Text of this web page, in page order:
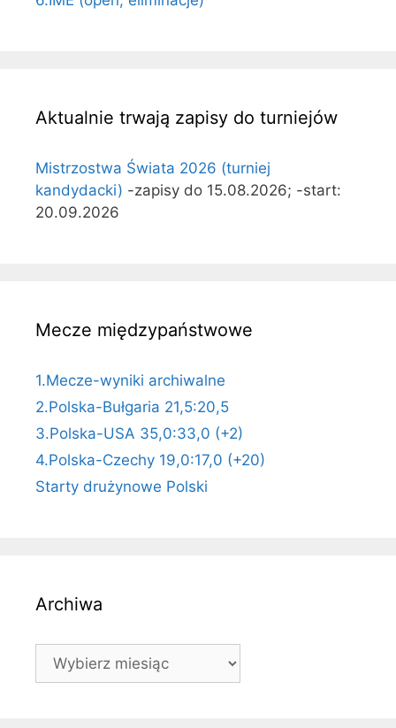
Aktualnie trwają zapisy do turniejów
Mistrzostwa Świata 2026 (turniej
kandydacki) -zapisy do 15.08.2026; -start:
20.09.2026
Mecze międzypaństwowe
1.Mecze-wyniki archiwalne
2.Polska-Bułgaria 21,5:20,5
3.Polska-USA 35,0:33,0 (+2)
4.Polska-Czechy 19,0:17,0 (+20)
Starty drużynowe Polski
Archiwa
Archiwa